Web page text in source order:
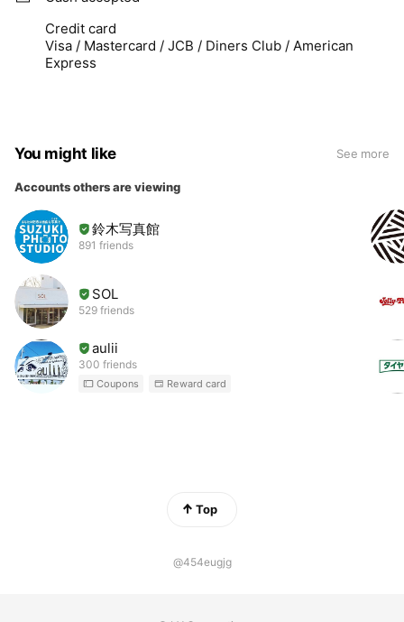
Credit card
Visa / Mastercard / JCB / Diners Club / American
Express
You might like See more
Accounts others are viewing
鈴木写真館
891 friends
SOL
529 friends
aulii
300 friends
Coupons Reward card
Top
@454eugjg